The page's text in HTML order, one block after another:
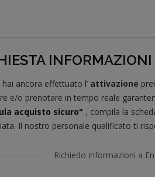
INFORMAZIONI
hai ancora effettuato l’ attivazione
e/o prenotare in tempo reale
acquisto sicuro" , compila la
Il nostro personale qualificato ti
Richiedo informazioni a